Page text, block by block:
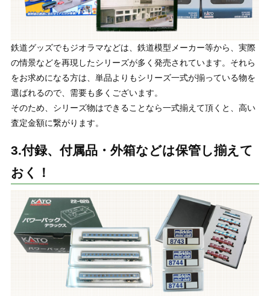
鉄道グッズでもジオラマなどは、鉄道模型メーカー等から、実際
の情景などを再現したシリーズが多く発売されています。それら
をお求めになる方は、単品よりもシリーズ一式が揃っている物を
選ばれるので、需要も多くございます。
そのため、シリーズ物はできることなら一式揃えて頂くと、高い
査定金額に繋がります。
3.付録、付属品・外箱などは保管し揃えて
おく！